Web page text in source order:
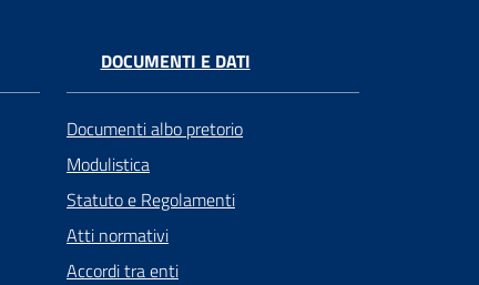
DOCUMENTI E DATI
Documenti albo pretorio
Modulistica
Statuto e Regolamenti
Atti normativi
Accordi tra enti